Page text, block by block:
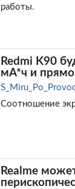
работы.
Redmi K90
мА*ч и
Соотношение
Realme